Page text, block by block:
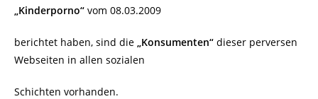
„Kinderporno“ vom 08.03.2009
berichtet haben, sind die „Konsumenten“ dieser perversen
Webseiten in allen sozialen
Schichten vorhanden.